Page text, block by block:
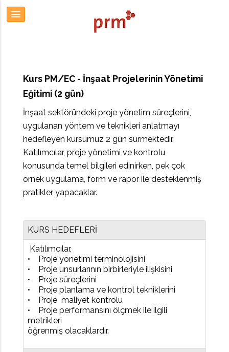
Kurs PM/EC - İnşaat Projelerinin Yönetimi
Eğitimi (2 gün)
İnşaat sektöründeki proje yönetim süreçlerini,
uygulanan yöntem ve teknikleri anlatmayı
hedefleyen kursumuz 2 gün sürmektedir.
Katılımcılar, proje yönetimi ve kontrolu
konusunda temel bilgileri edinirken, pek çok
örnek uygulama, form ve rapor ile desteklenmiş
pratikler yapacaklar.
KURS HEDEFLERİ
Katılımcılar,
• Proje yönetimi terminolojisini
• Proje unsurlarının birbirleriyle ilişkisini
• Proje süreçlerini
• Proje planlama ve kontrol tekniklerini
• Proje maliyet kontrolu
• Proje performansını ölçmek ile ilgili
metrikleri
öğrenmiş olacaklardır.